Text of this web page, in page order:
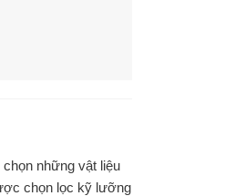
chọn những vật liệu
chọn lọc kỹ lưỡng